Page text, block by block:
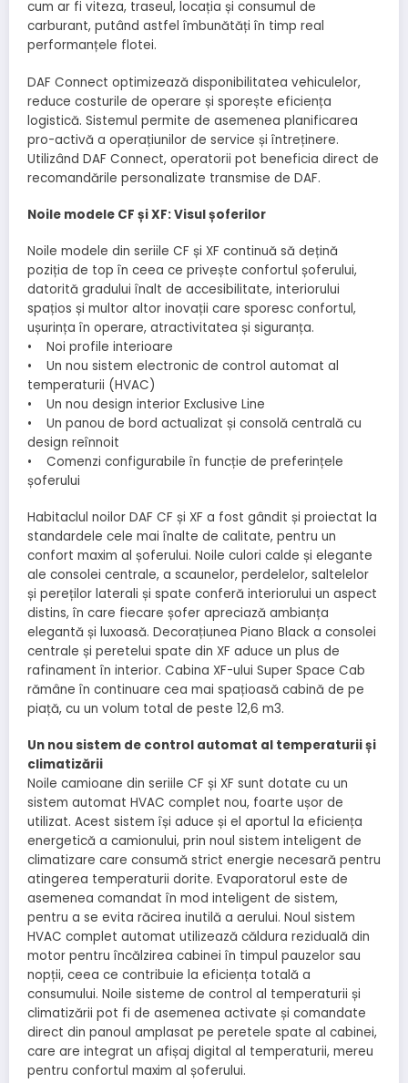
cum ar fi viteza, traseul, locația și consumul de
carburant, putând astfel îmbunătăți în timp real
performanțele flotei.
DAF Connect optimizează disponibilitatea vehiculelor,
reduce costurile de operare și sporește eficiența
logistică. Sistemul permite de asemenea planificarea
pro-activă a operațiunilor de service și întreținere.
Utilizând DAF Connect, operatorii pot beneficia direct de
recomandările personalizate transmise de DAF.
Noile modele CF și XF: Visul șoferilor
Noile modele din seriile CF și XF continuă să dețină
poziția de top în ceea ce privește confortul șoferului,
datorită gradului înalt de accesibilitate, interiorului
spațios și multor altor inovații care sporesc confortul,
ușurința în operare, atractivitatea și siguranța.
• Noi profile interioare
• Un nou sistem electronic de control automat al
temperaturii (HVAC)
• Un nou design interior Exclusive Line
• Un panou de bord actualizat și consolă centrală cu
design reînnoit
• Comenzi configurabile în funcție de preferințele
șoferului
Habitaclul noilor DAF CF și XF a fost gândit și proiectat la
standardele cele mai înalte de calitate, pentru un
confort maxim al șoferului. Noile culori calde și elegante
ale consolei centrale, a scaunelor, perdelelor, saltelelor
și pereților laterali și spate conferă interiorului un aspect
distins, în care fiecare șofer apreciază ambianța
elegantă și luxoasă. Decorațiunea Piano Black a consolei
centrale și peretelui spate din XF aduce un plus de
rafinament în interior. Cabina XF-ului Super Space Cab
rămâne în continuare cea mai spațioasă cabină de pe
piață, cu un volum total de peste 12,6 m3.
Un nou sistem de control automat al temperaturii și
climatizării
Noile camioane din seriile CF și XF sunt dotate cu un
sistem automat HVAC complet nou, foarte ușor de
utilizat. Acest sistem își aduce și el aportul la eficiența
energetică a camionului, prin noul sistem inteligent de
climatizare care consumă strict energie necesară pentru
atingerea temperaturii dorite. Evaporatorul este de
asemenea comandat în mod inteligent de sistem,
pentru a se evita răcirea inutilă a aerului. Noul sistem
HVAC complet automat utilizează căldura reziduală din
motor pentru încălzirea cabinei în timpul pauzelor sau
nopții, ceea ce contribuie la eficiența totală a
consumului. Noile sisteme de control al temperaturii și
climatizării pot fi de asemenea activate și comandate
direct din panoul amplasat pe peretele spate al cabinei,
care are integrat un afișaj digital al temperaturii, mereu
pentru confortul maxim al șoferului.